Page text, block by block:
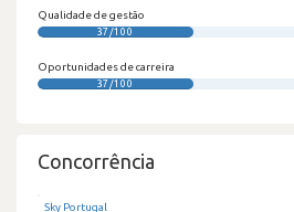
Qualidade de gestão
37/100
Oportunidades de carreira
37/100
Concorrência
Sky Portugal